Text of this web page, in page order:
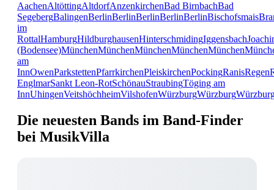
AachenAltöttingAltdorfAnzenkirchenBad BirnbachBad
SegebergBalingenBerlinBerlinBerlinBerlinBerlinBischofsmais
im
RottalHamburgHildburghausenHinterschmidingIggensbach
(Bodensee)MünchenMünchenMünchenMünchenMünchen
am
InnOwenParkstettenPfarrkirchenPleiskirchenPockingRanisRegen
EnglmarSankt Leon-RotSchönauStraubingTöging am
InnUhingenVeitshöchheimVilshofenWürzburgWürzburg
Die neuesten Bands im Band-Finder
bei MusikVilla